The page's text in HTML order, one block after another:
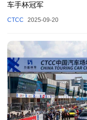
车手杯冠军
CTCC 2025-09-20